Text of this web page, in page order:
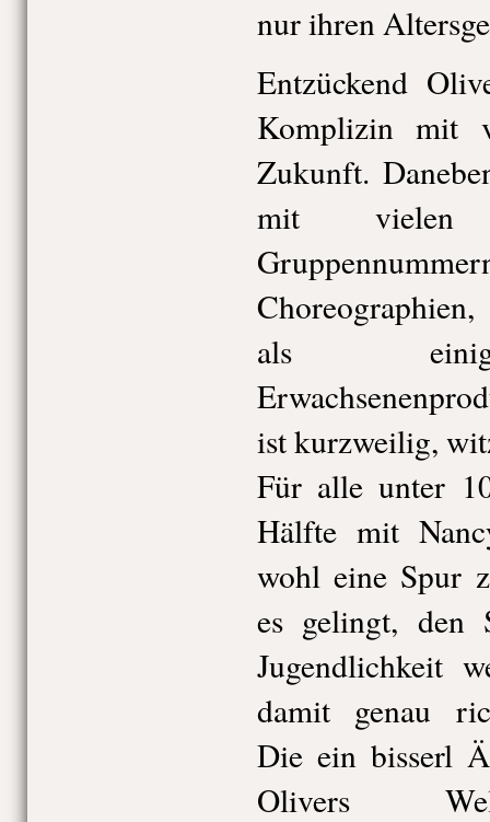
nur ihren
Entzückend
Komplizin mit
Zukunft.
mit vielen
als
ist kurzweilig,
Für alle unter
Hälfte mit
wohl eine Spur
es gelingt, den
Jugendlichkeit
damit genau
Die ein bisserl
Olivers